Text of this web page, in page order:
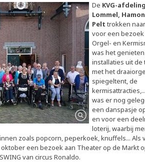
De KVG-
Lommel,
Pelt trokken
voor een bezoek
Orgel- en
was het
installaties uit de
met het
spiegeltent, de
was er nog
een danspasje
en voor een
loterij, waarbij
zoals popcorn, peperkoek, knuffels... Als
oktober een bezoek aan Theater op de Markt
van circus Ronaldo.